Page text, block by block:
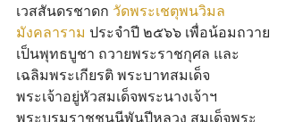
เวสสันดรชาดก วัดพระเชตุพนวิมล
มังคลาราม ประจำปี ๒๕๖๖ เพื่อน้อมถวาย
เป็นพุทธบูชา ถวายพระราชกุศล และ
เฉลิมพระเกียรติ พระบาทสมเด็จ
พระเจ้าอยู่หัวสมเด็จพระนางเจ้าฯ
พระบรมราชชนนีพันปีหลวง สมเด็จพระ